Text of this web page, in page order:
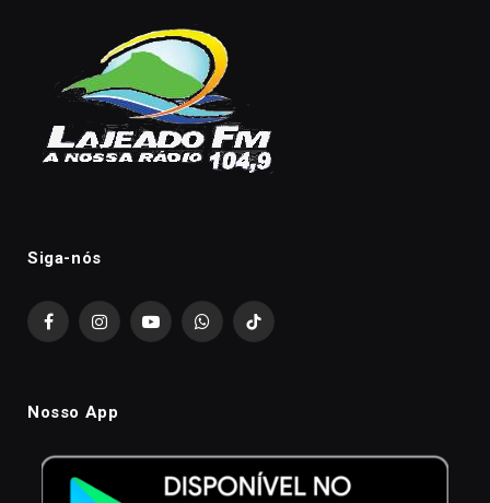
Siga-nós
FacebookInstagramYouTubeWhatsAppTikTok
Nosso App